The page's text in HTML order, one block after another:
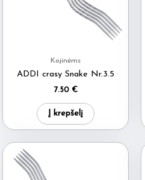
Kojinėms
ADDI crasy Snake Nr.3.5
7.50 €
Į krepšelį